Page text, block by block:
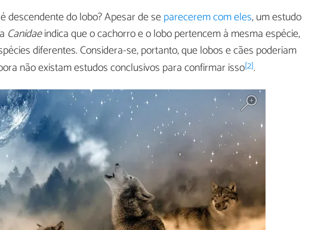
descendente do lobo? Apesar de separecerem com eles, um estudo
Canidaeindica que o cachorro e o lobo pertencem à mesma espécie,
diferentes. Considera-se, portanto, que lobos e cães poderiam
não existam estudos conclusivos para confirmar isso[2].